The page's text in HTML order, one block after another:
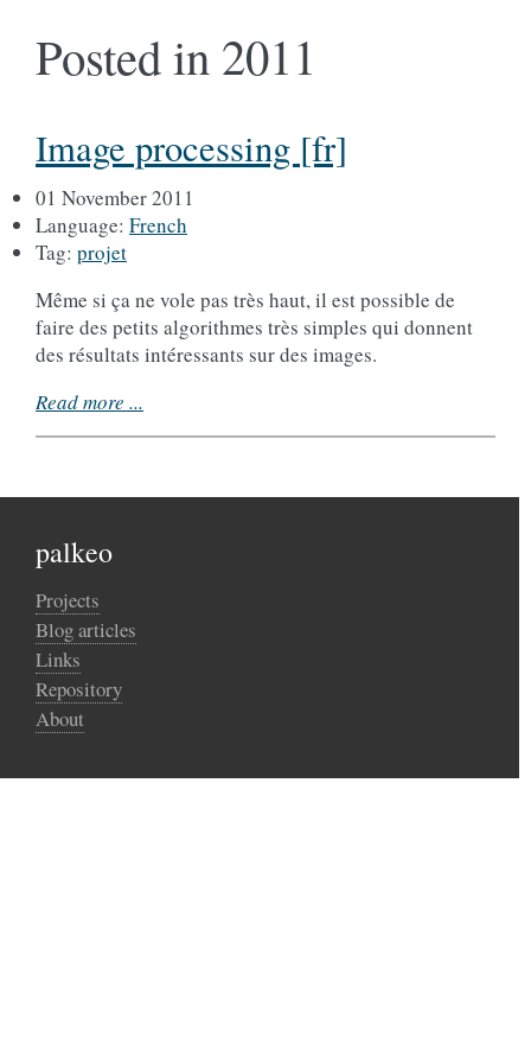
Posted in 2011
Image processing [fr]
01 November 2011
Language: French
Tag: projet
Même si ça ne vole pas très haut, il est possible de
faire des petits algorithmes très simples qui donnent
des résultats intéressants sur des images.
Read more ...
palkeo
Projects
Blog articles
Links
Repository
About